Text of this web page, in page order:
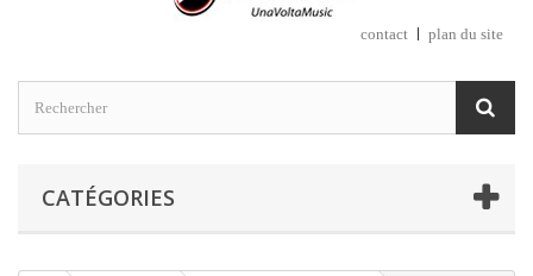
contact plan du site
CATÉGORIES